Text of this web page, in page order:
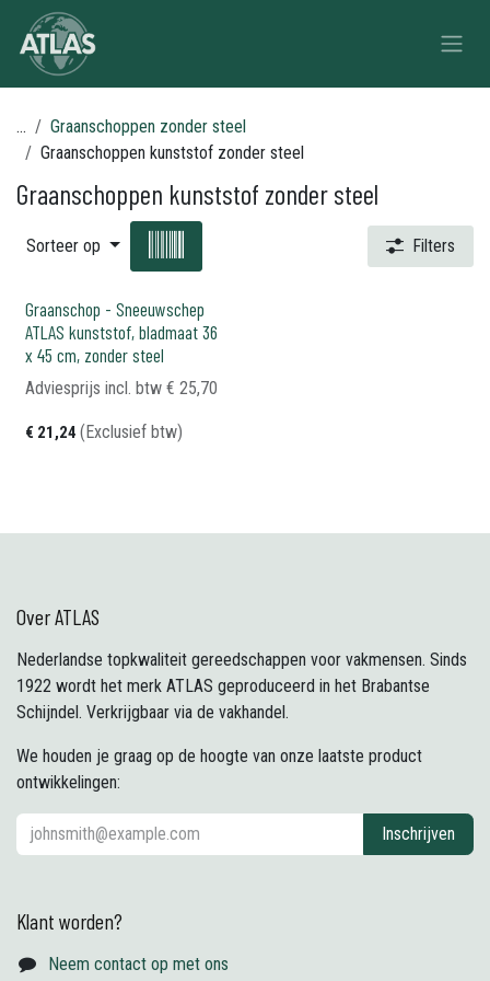
Overslaan naar inhoud
...
Graanschoppen zonder steel
Graanschoppen kunststof zonder steel
Graanschoppen kunststof zonder steel
Sorteer op Filters
Graanschop - Sneeuwschep
ATLAS kunststof, bladmaat 36
x 45 cm, zonder steel
€ 21,24 (Exclusief btw)
Adviesprijs incl. btw € 25,70
Over ATLAS
Nederlandse topkwaliteit gereedschappen voor vakmensen. Sinds
1922 wordt het merk ATLAS geproduceerd in het Brabantse
Schijndel. Verkrijgbaar via de vakhandel.
We houden je graag op de hoogte van onze laatste product
ontwikkelingen:
Inschrijven
Klant worden?
Neem contact op met ons